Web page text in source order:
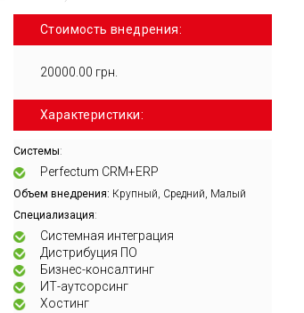
Стоимость внедрения:
20000.00 грн.
Характеристики:
Системы:
Perfectum CRM+ERP
Объем внедрения: Крупный, Средний, Малый
Специализация:
Системная интеграция
Дистрибуция ПО
Бизнес-консалтинг
ИТ-аутсорсинг
Хостинг